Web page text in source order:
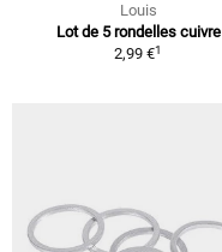
Louis
Lot de 5 rondelles cuivre
2,99 €1